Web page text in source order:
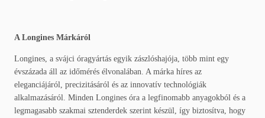
A Longines Márkáról
Longines, a svájci óragyártás egyik zászlóshajója, több mint egy
évszázada áll az időmérés élvonalában. A márka híres az
eleganciájáról, precizitásáról és az innovatív technológiák
alkalmazásáról. Minden Longines óra a legfinomabb anyagokból és a
legmagasabb szakmai sztenderdek szerint készül, így biztosítva, hogy